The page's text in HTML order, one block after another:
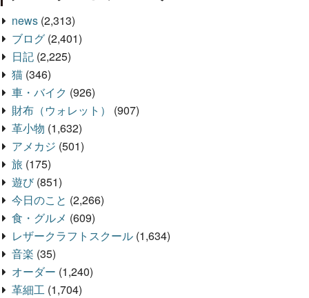
news (2,313)
ブログ (2,401)
日記 (2,225)
猫 (346)
車・バイク (926)
財布（ウォレット）
(907)
革小物 (1,632)
アメカジ (501)
旅 (175)
遊び(851)
今日のこと (2,266)
食・グルメ (609)
レザークラフトスクール (1,634)
音楽 (35)
オーダー (1,240)
革細工 (1,704)